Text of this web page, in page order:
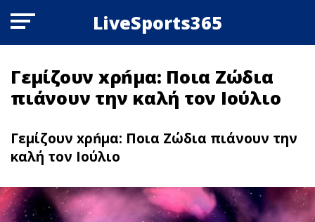
LiveSports365
Γεμίζουν xρńμα: Ποια Zώδια
πιάνουν την καλή τον Ιούλιο
Γεμίζουν xρńμα: Ποια Zώδια πιάνουν την
καλή τον Ιούλιο